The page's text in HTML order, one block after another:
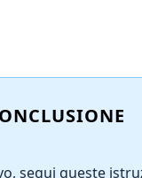
segui queste